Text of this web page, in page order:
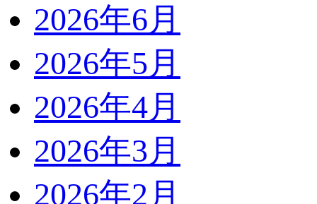
2026年6月
2026年5月
2026年4月
2026年3月
2026年2月